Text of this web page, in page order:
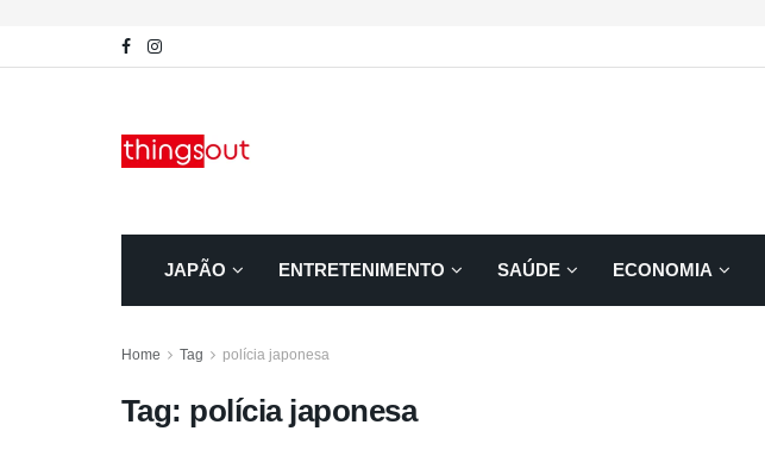
JAPÃO ENTRETENIMENTO SAÚDE ECONOMIA
Home Tag polícia japonesa
Tag: polícia japonesa